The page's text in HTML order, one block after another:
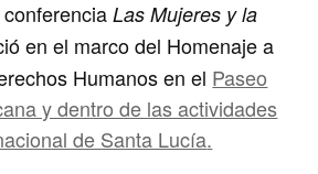
conferenciaLas Mujeres y la
en el marco del Homenaje a
Humanosen el Paseo
y dentro de las actividades
de Santa Lucía.